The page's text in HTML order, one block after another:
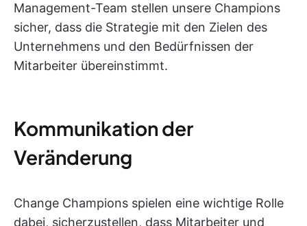
Management-Team stellen unsere Champions
sicher, dass die Strategie mit den Zielen des
Unternehmens und den Bedürfnissen der
Mitarbeiter übereinstimmt.
Kommunikation der
Veränderung
Change Champions spielen eine wichtige Rolle
dabei, sicherzustellen, dass Mitarbeiter und